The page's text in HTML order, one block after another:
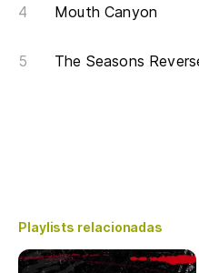
Mouth Canyon
The Seasons
Playlists relacionadas